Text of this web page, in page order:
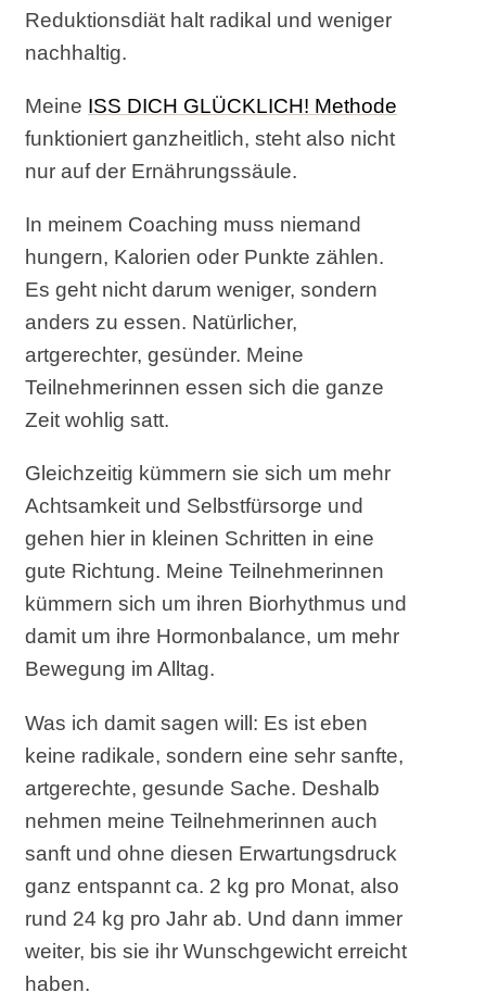
Reduktionsdiät halt radikal und weniger
nachhaltig.
Meine ISS DICH GLÜCKLICH! Methode
funktioniert ganzheitlich, steht also nicht
nur auf der Ernährungssäule.
In meinem Coaching muss niemand
hungern, Kalorien oder Punkte zählen.
Es geht nicht darum weniger, sondern
anders zu essen. Natürlicher,
artgerechter, gesünder. Meine
Teilnehmerinnen essen sich die ganze
Zeit wohlig satt.
Gleichzeitig kümmern sie sich um mehr
Achtsamkeit und Selbstfürsorge und
gehen hier in kleinen Schritten in eine
gute Richtung. Meine Teilnehmerinnen
kümmern sich um ihren Biorhythmus und
damit um ihre Hormonbalance, um mehr
Bewegung im Alltag.
Was ich damit sagen will: Es ist eben
keine radikale, sondern eine sehr sanfte,
artgerechte, gesunde Sache. Deshalb
nehmen meine Teilnehmerinnen auch
sanft und ohne diesen Erwartungsdruck
ganz entspannt ca. 2 kg pro Monat, also
rund 24 kg pro Jahr ab. Und dann immer
weiter, bis sie ihr Wunschgewicht erreicht
haben.